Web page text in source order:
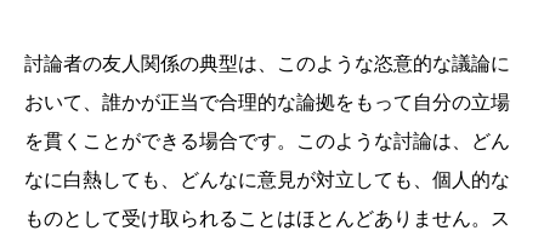
討論者の友人関係の典型は、このような恣意的な議論に
おいて、誰かが正当で合理的な論拠をもって自分の立場
を貫くことができる場合です。このような討論は、どん
なに白熱しても、どんなに意見が対立しても、個人的な
ものとして受け取られることはほとんどありません。ス